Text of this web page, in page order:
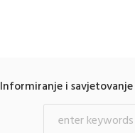
Informiranje i savjetovanje